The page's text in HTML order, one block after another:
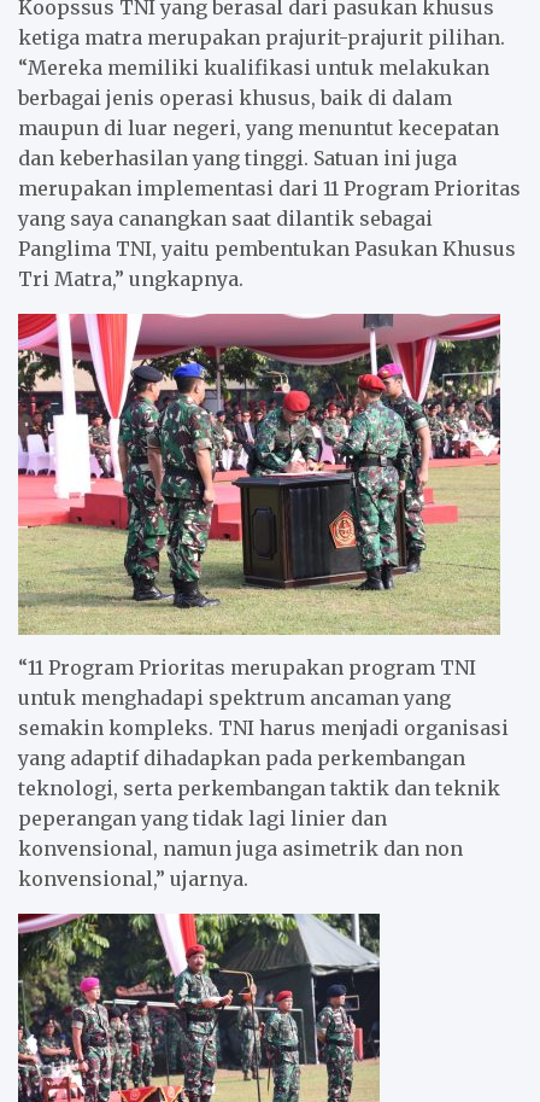
Koopssus TNI yang berasal dari pasukan khusus
ketiga matra merupakan prajurit-prajurit pilihan.
“Mereka memiliki kualifikasi untuk melakukan
berbagai jenis operasi khusus, baik di dalam
maupun di luar negeri, yang menuntut kecepatan
dan keberhasilan yang tinggi. Satuan ini juga
merupakan implementasi dari 11 Program Prioritas
yang saya canangkan saat dilantik sebagai
Panglima TNI, yaitu pembentukan Pasukan Khusus
Tri Matra,” ungkapnya.
“11 Program Prioritas merupakan program TNI
untuk menghadapi spektrum ancaman yang
semakin kompleks. TNI harus menjadi organisasi
yang adaptif dihadapkan pada perkembangan
teknologi, serta perkembangan taktik dan teknik
peperangan yang tidak lagi linier dan
konvensional, namun juga asimetrik dan non
konvensional,” ujarnya.